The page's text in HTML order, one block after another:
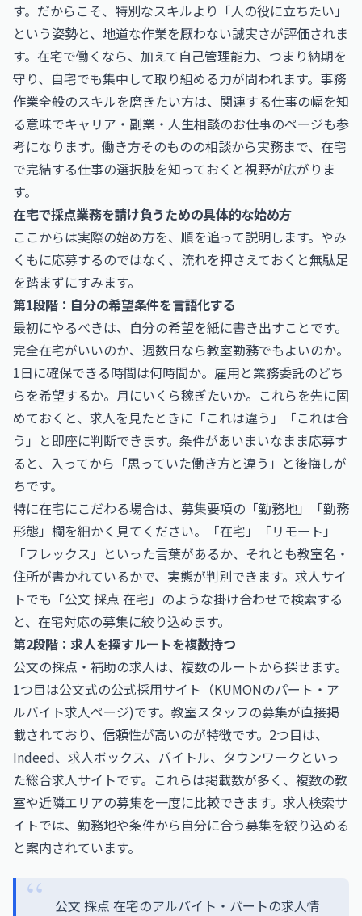
す。だからこそ、特別なスキルより「人の役に立ちたい」
という姿勢と、地道な作業を厭わない誠実さが評価されま
す。在宅で働くなら、加えて自己管理能力、つまり納期を
守り、自宅でも集中して取り組める力が問われます。事務
作業全般のスキルを磨きたい方は、関連する仕事の幅を知
る意味でキャリア・副業・人生相談のお仕事のページも参
考になります。働き方そのものの相談から実務まで、在宅
で完結する仕事の選択肢を知っておくと視野が広がりま
す。
在宅で採点業務を請け負うための具体的な始め方
ここからは実際の始め方を、順を追って説明します。やみ
くもに応募するのではなく、流れを押さえておくと無駄足
を踏まずにすみます。
第1段階：自分の希望条件を言語化する
最初にやるべきは、自分の希望を紙に書き出すことです。
完全在宅がいいのか、週数日なら教室勤務でもよいのか。
1日に確保できる時間は何時間か。雇用と業務委託のどち
らを希望するか。月にいくら稼ぎたいか。これらを先に固
めておくと、求人を見たときに「これは違う」「これは合
う」と即座に判断できます。条件があいまいなまま応募す
ると、入ってから「思っていた働き方と違う」と後悔しが
ちです。
特に在宅にこだわる場合は、募集要項の「勤務地」「勤務
形態」欄を細かく見てください。「在宅」「リモート」
「フレックス」といった言葉があるか、それとも教室名・
住所が書かれているかで、実態が判別できます。求人サイ
トでも「公文 採点 在宅」のような掛け合わせで検索する
と、在宅対応の募集に絞り込めます。
第2段階：求人を探すルートを複数持つ
公文の採点・補助の求人は、複数のルートから探せます。
1つ目は公文式の公式採用サイト（KUMONのパート・ア
ルバイト求人ページ)です。教室スタッフの募集が直接掲
載されており、信頼性が高いのが特徴です。2つ目は、
Indeed、求人ボックス、バイトル、タウンワークといっ
た総合求人サイトです。これらは掲載数が多く、複数の教
室や近隣エリアの募集を一度に比較できます。求人検索サ
イトでは、勤務地や条件から自分に合う募集を絞り込める
と案内されています。
公文 採点 在宅のアルバイト・パートの求人情